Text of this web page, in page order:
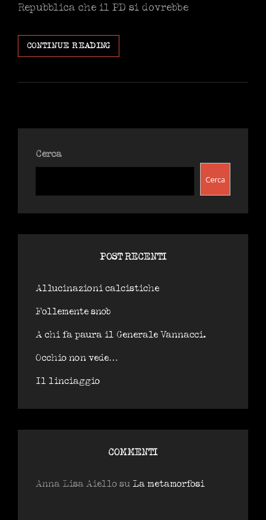
Repubblica che il PD si dovrebbe
CONTINUE READINGPROGRAMMI
TV
EVASIONE
Cerca
Cerca
POST RECENTI
Allucinazioni calcistiche
Follemente snob
A chi fa paura il Generale Vannacci.
Occhio non vede…
Il linciaggio
COMMENTI
Anna Lisa Aiello su La metamorfosi